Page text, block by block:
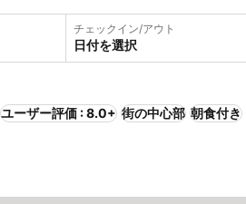
チェックイン/アウト
日付を選択
ユーザー評価 : 8.0+ 街の中心部 朝食付き